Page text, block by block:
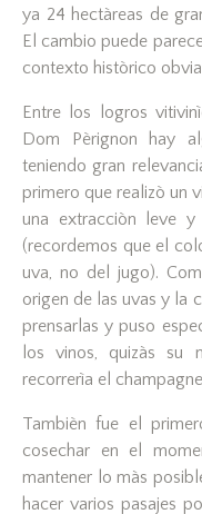
ya 24 hectàreas de
El cambio puede
contexto històrico
Entre los logros
Dom Pèrignon hay
teniendo gran
primero que realizò un
una extracciòn leve
(recordemos que el
uva, no del jugo).
origen de las uvas y la
prensarlas y puso
los vinos, quizàs su
recorrerìa el
Tambièn fue el
cosechar en el
mantener lo màs
hacer varios pasajes